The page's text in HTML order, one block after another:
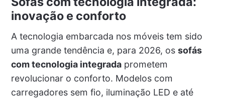
inovação e conforto
A tecnologia embarcada nos móveis tem sido
uma grande tendência e, para 2026, os sofás
com tecnologia integradaprometem
revolucionar o conforto. Modelos com
carregadores sem fio, iluminação LED e até